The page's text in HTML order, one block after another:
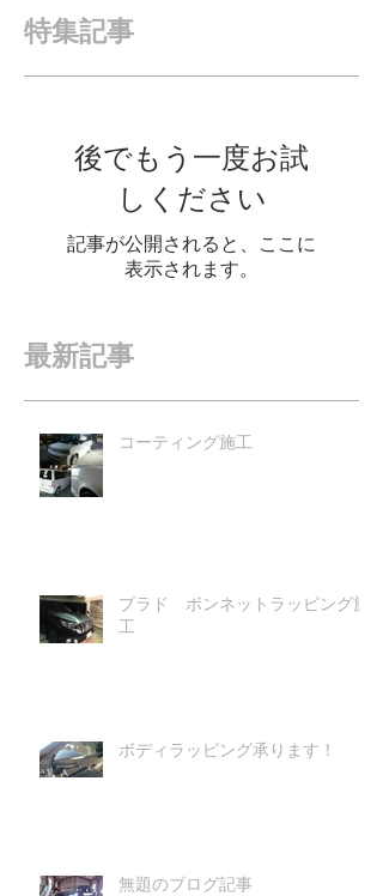
特集記事
後でもう一度お試
しください
記事が公開されると、ここに
表示されます。
最新記事
コーティング施工
プラド ボンネットラッピング施
工
ボディラッピング承ります！
無題のブログ記事